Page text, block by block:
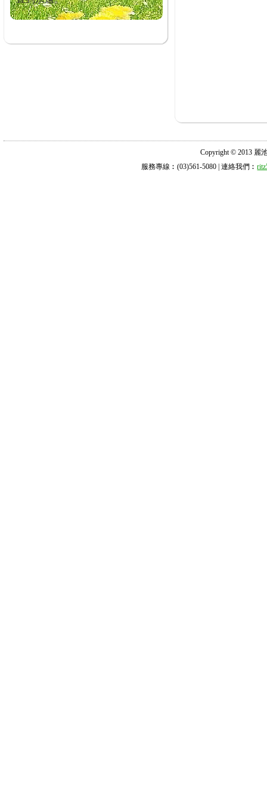
Copyright © 2013 麗
服務專線︰(03)561-5080 | 連絡我們︰